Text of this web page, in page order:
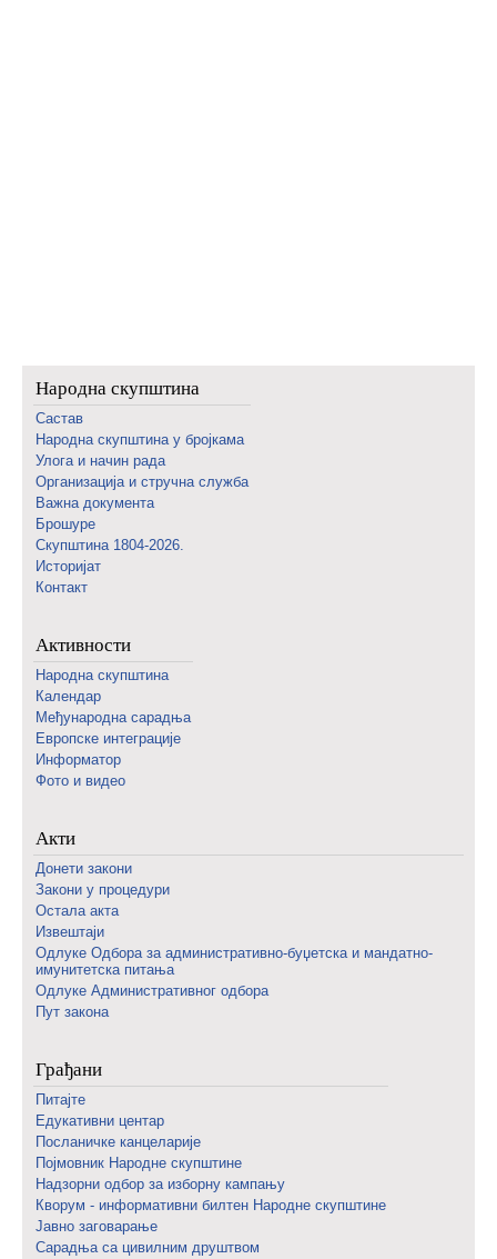
Народна скупштина
Састав
Народна скупштина у бројкама
Улога и начин рада
Организација и стручна служба
Важна документа
Брошуре
Скупштина 1804-2026.
Историјат
Контакт
Активности
Народна скупштина
Календар
Међународна сарадња
Европске интеграције
Информатор
Фото и видео
Акти
Донети закони
Закони у процедури
Остала акта
Извештаји
Одлуке Одбора за административно-буџетска и мандатно-
имунитетска питања
Одлуке Административног одбора
Пут закона
Грађани
Питајте
Едукативни центар
Посланичке канцеларије
Појмовник Народне скупштине
Надзорни одбор за изборну кампању
Кворум - информативни билтен Народне скупштине
Јавно заговарање
Сарадња са цивилним друштвом